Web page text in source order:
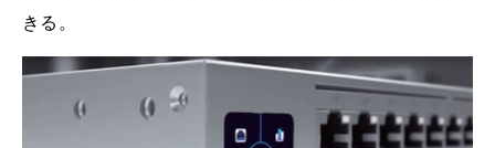
きる。